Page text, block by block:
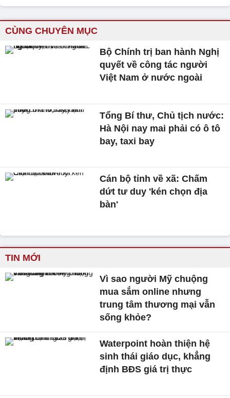
CÙNG CHUYÊN MỤC
Bộ Chính trị ban hành Nghị
quyết về công tác người
Việt Nam ở nước ngoài
Tổng Bí thư, Chủ tịch nước:
Hà Nội nay mai phải có ô tô
bay, taxi bay
Cán bộ tỉnh về xã: Chấm
dứt tư duy 'kén chọn địa
bàn'
TIN MỚI
Vì sao người Mỹ chuộng
mua sắm online nhưng
trung tâm thương mại vẫn
sống khỏe?
Waterpoint hoàn thiện hệ
sinh thái giáo dục, khẳng
định BĐS giá trị thực